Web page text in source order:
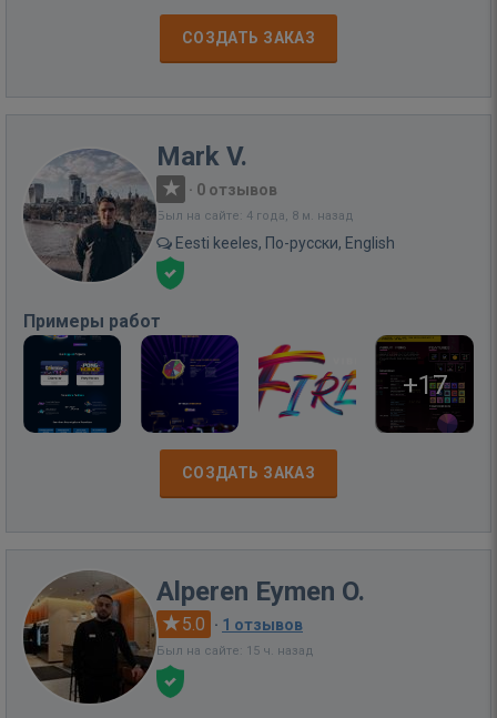
СОЗДАТЬ ЗАКАЗ
Mark V.
· 0 отзывов
Был на сайте: 4 года, 8 м. назад
Eesti keeles, По-русски, English
Примеры работ
+17
СОЗДАТЬ ЗАКАЗ
Alperen Eymen O.
5.0 · 1 отзывов
Был на сайте: 15 ч. назад